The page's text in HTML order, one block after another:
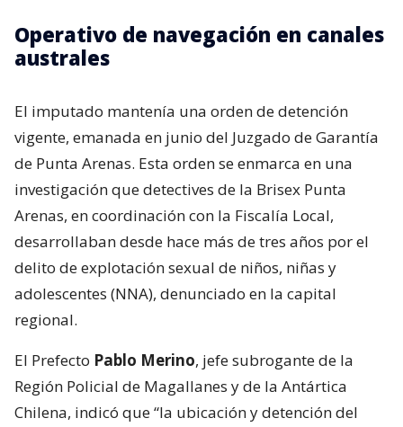
Operativo de navegación en canales
australes
El imputado mantenía una orden de detención
vigente, emanada en junio del Juzgado de Garantía
de Punta Arenas. Esta orden se enmarca en una
investigación que detectives de la Brisex Punta
Arenas, en coordinación con la Fiscalía Local,
desarrollaban desde hace más de tres años por el
delito de explotación sexual de niños, niñas y
adolescentes (NNA), denunciado en la capital
regional.
El Prefecto Pablo Merino, jefe subrogante de la
Región Policial de Magallanes y de la Antártica
Chilena, indicó que “la ubicación y detención del